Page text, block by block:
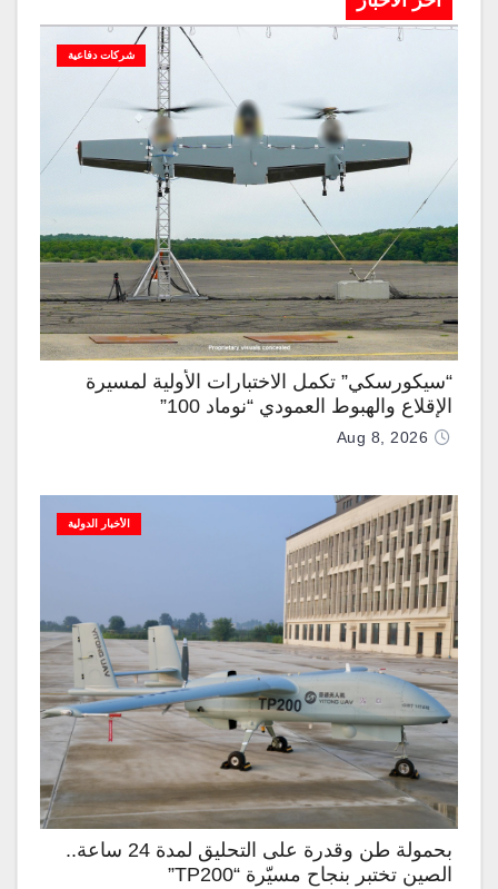
شركات دفاعية
“سيكورسكي” تكمل الاختبارات الأولية لمسيرة
الإقلاع والهبوط العمودي “نوماد 100”
Aug 8, 2026
الأخبار الدولية
بحمولة طن وقدرة على التحليق لمدة 24 ساعة..
الصين تختبر بنجاح مسيّرة “TP200”